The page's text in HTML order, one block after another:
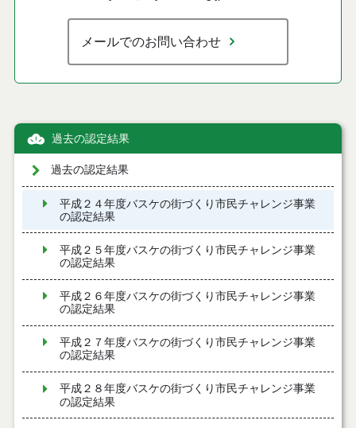
メールでのお問い合わせ
過去の認定結果
過去の認定結果
平成２４年度バスケの街づくり市民チャレンジ事業
の認定結果
平成２５年度バスケの街づくり市民チャレンジ事業
の認定結果
平成２６年度バスケの街づくり市民チャレンジ事業
の認定結果
平成２７年度バスケの街づくり市民チャレンジ事業
の認定結果
平成２８年度バスケの街づくり市民チャレンジ事業
の認定結果